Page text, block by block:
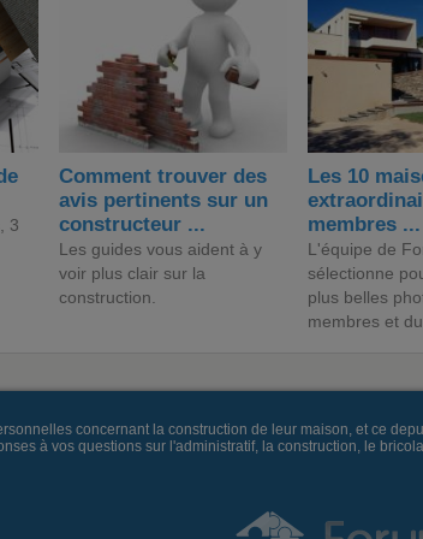
3
Comment trouver des
avis pertinents sur un
constructeur ...
Les guides vous aident à y
voir plus clair sur la
construction.
Les 10
membres ...
L'équipe de
sélectionne
plus belles
membres et du
concernant la construction de leur maison, et ce
à vos questions sur l'administratif, la construction, le